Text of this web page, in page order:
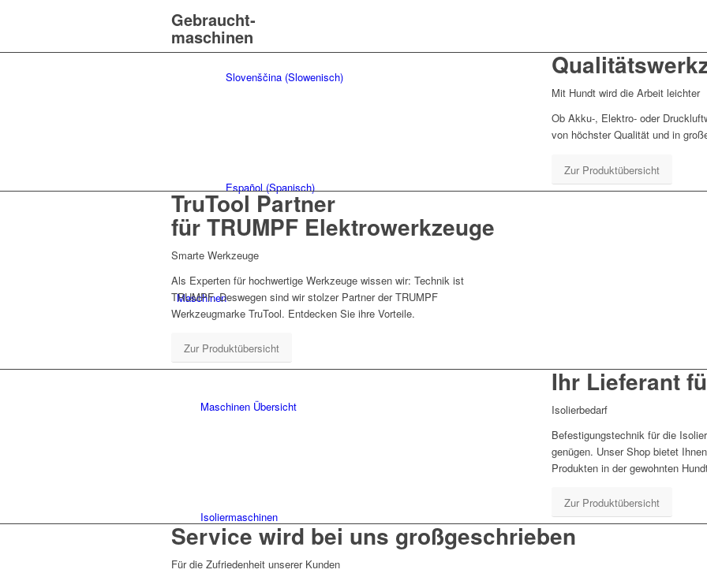
Slovenščina (Slowenisch)
Español(Spanisch)
Maschinen
Maschinen Übersicht
Isoliermaschinen
Gebraucht­
maschinen
Mit Hundt wird die Arbeit leichter
Ob Akku-, Elektro- oder
von höchster Qualität und in
Zur Produktübersicht
TruTool Partner
für TRUMPF Elektro­werk­zeuge
Smarte Werkzeuge
Als Experten für hochwertige Werkzeuge wissen wir: Technik ist
TRUMPF. Deswegen sind wir stolzer Partner der TRUMPF
Werkzeugmarke TruTool. Entdecken Sie ihre Vorteile.
Zur Produktübersicht
Ihr Lieferant
Isolierbedarf
Befestigungstechnik für die
genügen. Unser Shop bietet
Produkten in der gewohnten
Zur Produktübersicht
Service wird bei uns großgeschrieben
Für die Zufriedenheit unserer Kunden